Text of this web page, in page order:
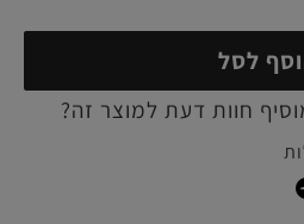
לסל
חוות דעת למוצר זה?